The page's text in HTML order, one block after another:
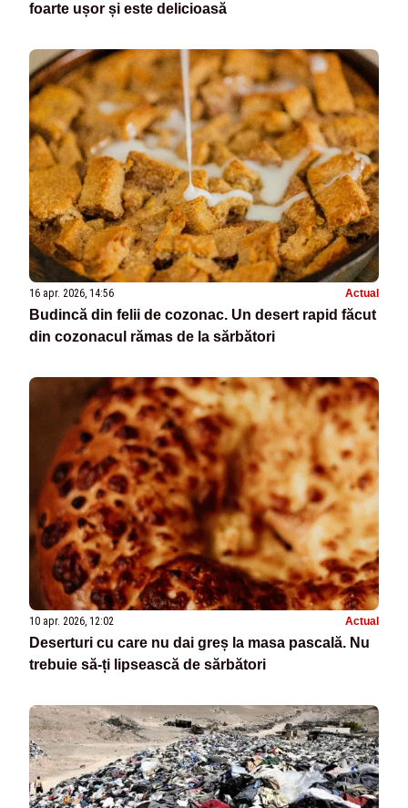
foarte ușor și este delicioasă
16 apr. 2026, 14:56 Actual
Budincă din felii de cozonac. Un desert rapid făcut
din cozonacul rămas de la sărbători
10 apr. 2026, 12:02 Actual
Deserturi cu care nu dai greș la masa pascală. Nu
trebuie să-ți lipsească de sărbători